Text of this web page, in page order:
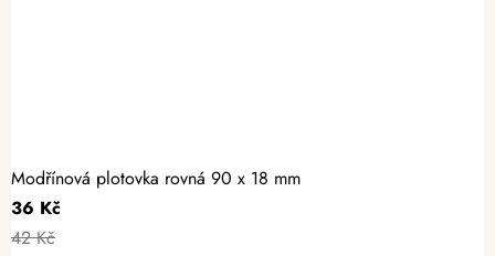
Modřínová plotovka rovná 90 x 18 mm
36 Kč
42 Kč